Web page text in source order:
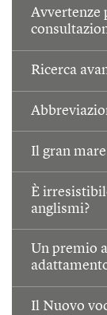
Avvertenze
Ricerca
Il gran
È
anglismi?
Un premio
Il Nuovo